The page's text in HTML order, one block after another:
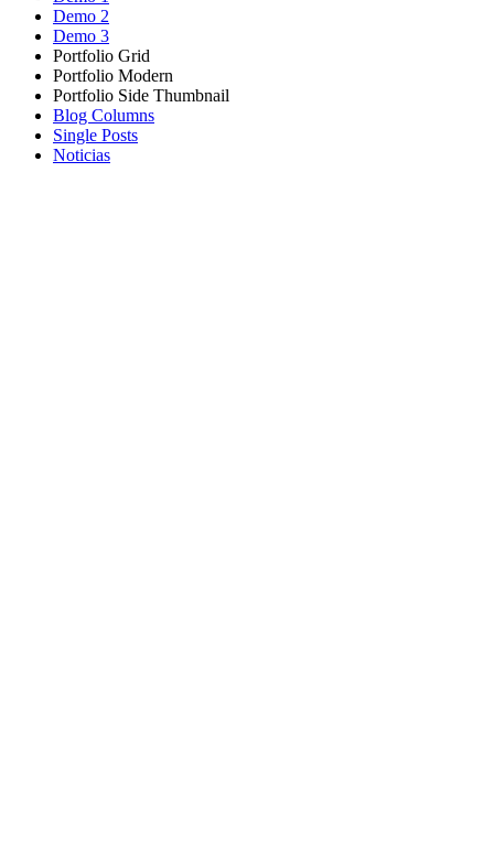
Demo 2
Demo 3
Portfolio Grid
Portfolio Modern
Portfolio Side Thumbnail
Blog Columns
Single Posts
Noticias